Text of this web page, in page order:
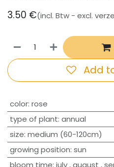
3.50 €(incl. Btw - excl.
Add
​color: rose
type of plant: annual
size: medium (60-120cm)
growing position: sun
bloom time: july,august ,